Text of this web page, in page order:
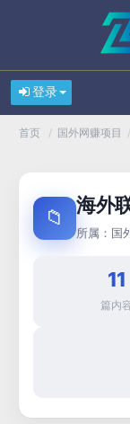
登录
首页 / 国外网赚项目 /
📁
海外
所属： 国
11
篇内